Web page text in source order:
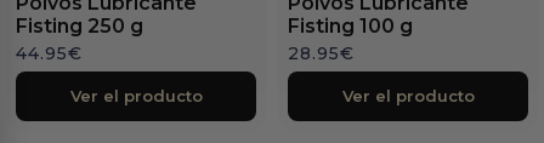
Fisting 250 g
44.95€
Ver el producto
Fisting 100 g
28.95€
Ver el producto